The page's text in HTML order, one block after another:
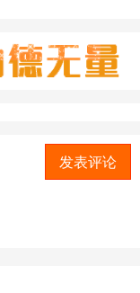
发表评论